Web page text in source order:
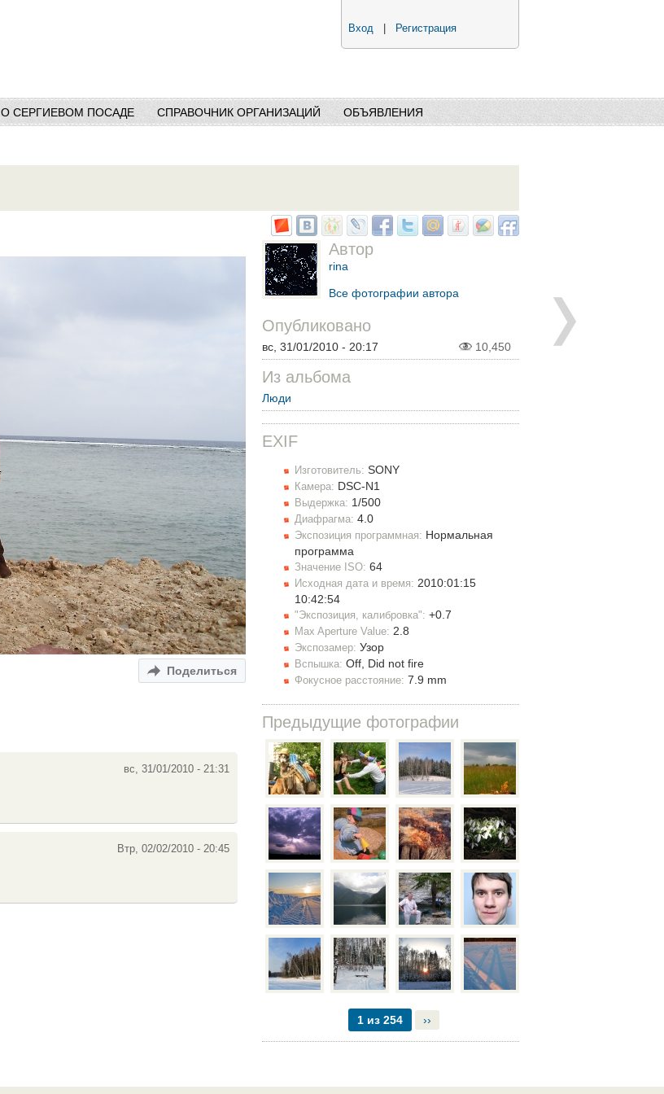
Вход Регистрация
О СЕРГИЕВОМ ПОСАДЕ СПРАВОЧНИК ОРГАНИЗАЦИЙ ОБЪЯВЛЕНИЯ
Поделиться
вс, 31/01/2010 - 21:31
Втр, 02/02/2010 - 20:45
Автор
rina
Все фотографии автора
10,450
Опубликовано
вс, 31/01/2010 - 20:17
Из альбома
Люди
EXIF
Изготовитель: SONY
Камера: DSC-N1
Выдержка: 1/500
Диафрагма: 4.0
Экспозиция программная: Нормальная
программа
Значение ISO: 64
Исходная дата и время: 2010:01:15
10:42:54
"Экспозиция, калибровка": +0.7
Max Aperture Value: 2.8
Экспозамер: Узор
Вспышка: Off, Did not fire
Фокусное расстояние: 7.9 mm
Предыдущие фотографии
1 из 254 ››